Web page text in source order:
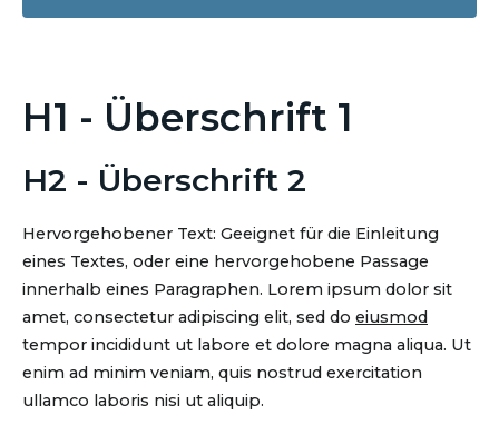
H1 - Überschrift 1
H2 - Überschrift 2
Hervorgehobener Text: Geeignet für die Einleitung
eines Textes, oder eine hervorgehobene Passage
innerhalb eines Paragraphen. Lorem ipsum dolor sit
amet, consectetur adipiscing elit, sed do eiusmod
tempor incididunt ut labore et dolore magna aliqua. Ut
enim ad minim veniam, quis nostrud exercitation
ullamco laboris nisi ut aliquip.